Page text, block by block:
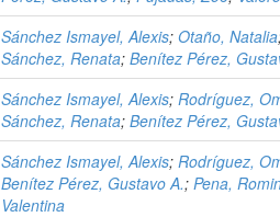
Sánchez Ismayel, Alexis; Otaño, Natalia
Sánchez, Renata; Benítez Pérez,
Sánchez Ismayel, Alexis; Rodríguez,
Sánchez, Renata; Benítez Pérez,
Sánchez Ismayel, Alexis; Rodríguez,
Benítez Pérez, Gustavo A.; Pena,
Valentina